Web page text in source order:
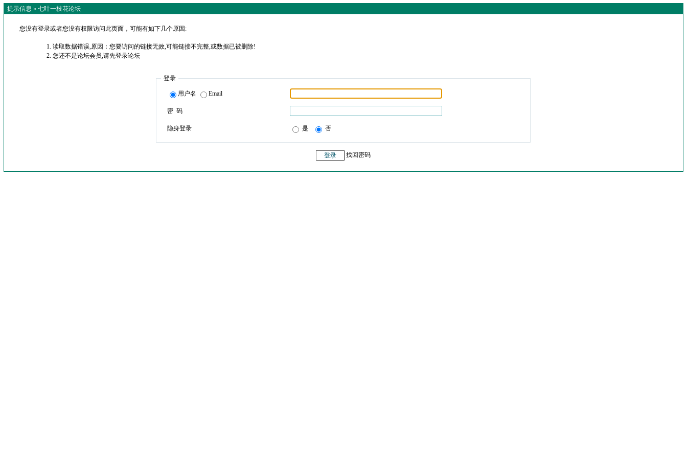
提示信息 » 七叶一枝花论坛
您没有登录或者您没有权限访问此页面，可能有如下几个原因:
读取数据错误,原因：您要访问的链接无效,可能链接不完整,或数据已被删除!
您还不是论坛会员,请先登录论坛
登录
用户名 Email
密 码
隐身登录 是 否
找回密码